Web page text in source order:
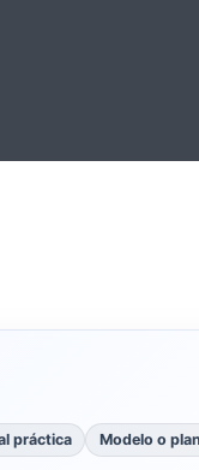
práctica Modelo o